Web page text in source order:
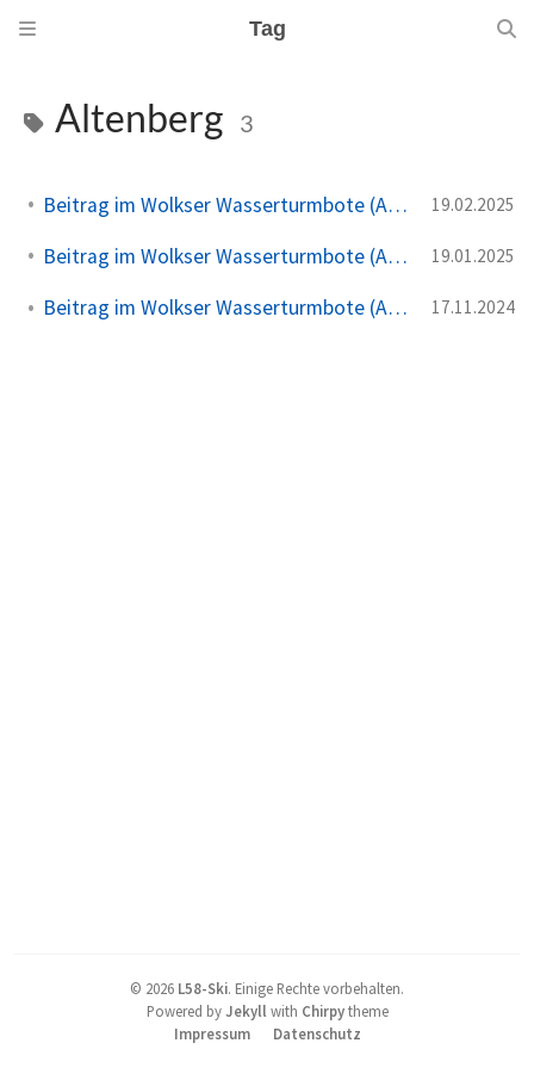
Tag
Altenberg 3
Beitrag im Wolkser Wasserturmbote (Ausgabe 2025/03) 19.02.2025
Beitrag im Wolkser Wasserturmbote (Ausgabe 2025/01) 19.01.2025
Beitrag im Wolkser Wasserturmbote (Ausgabe 2024/12) 17.11.2024
© 2026 L58-Ski. Einige Rechte vorbehalten.
Powered byJekyll with Chirpytheme
Impressum
Datenschutz